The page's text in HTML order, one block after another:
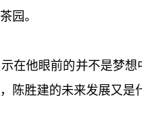
园。
在他眼前的并不是梦
陈胜建的未来发展又是